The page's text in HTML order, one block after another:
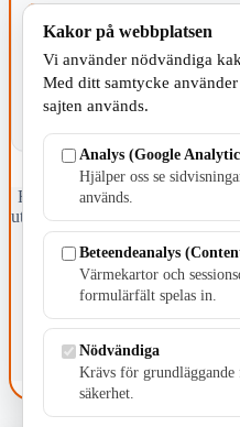
Fristående webbtidningsföretag
ut tidningen Skillingaryd.nu och
april 2026 omfattar
Värnamo och
Postadress:
Kakor på webbplatsen
Vi använder nödvändiga
Med ditt samtycke
sajten används.
Analys (Google
Hjälper oss se
används.
Beteendeanalys
Värmekartor och
formulärfält spelas in.
Nödvändiga
Krävs för
säkerhet.